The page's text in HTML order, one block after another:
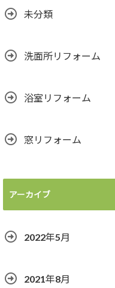
未分類
洗面所リフォーム
浴室リフォーム
窓リフォーム
アーカイブ
2022年5月
2021年8月